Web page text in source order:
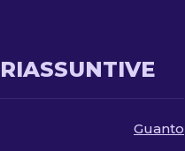
Guanto